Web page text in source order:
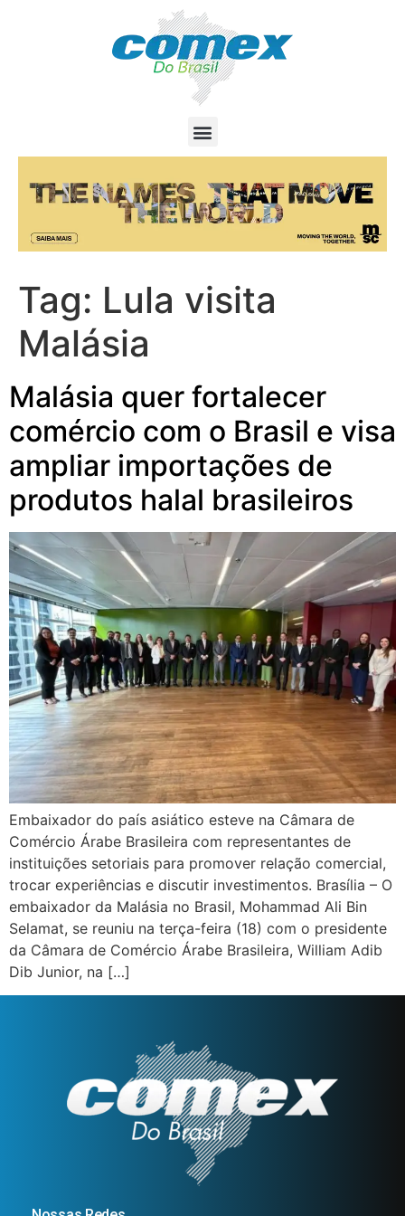
Tag: Lula visita
Malásia
Malásia quer fortalecer
comércio com o Brasil e visa
ampliar importações de
produtos halal brasileiros
Embaixador do país asiático esteve na Câmara de
Comércio Árabe Brasileira com representantes de
instituições setoriais para promover relação comercial,
trocar experiências e discutir investimentos. Brasília – O
embaixador da Malásia no Brasil, Mohammad Ali Bin
Selamat, se reuniu na terça-feira (18) com o presidente
da Câmara de Comércio Árabe Brasileira, William Adib
Dib Junior, na […]